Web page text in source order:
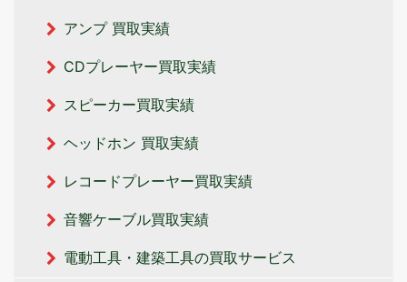
アンプ 買取実績
CDプレーヤー買取実績
スピーカー買取実績
ヘッドホン 買取実績
レコードプレーヤー買取実績
音響ケーブル買取実績
電動工具・建築工具の買取サービス